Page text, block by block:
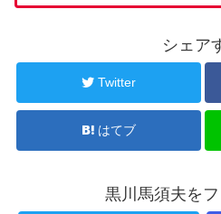
シェア
Twitter
はてブ
黒川馬須夫を